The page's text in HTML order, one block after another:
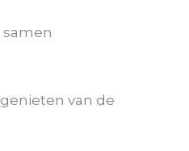
van de